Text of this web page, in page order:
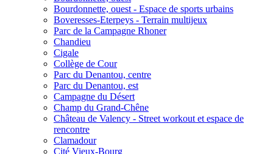
Bourdonnette, ouest - Espace de sports urbains
Boveresses-Eterpeys - Terrain multijeux
Parc de la Campagne Rhoner
Chandieu
Cigale
Collège de Cour
Parc du Denantou, centre
Parc du Denantou, est
Campagne du Désert
Champ du Grand-Chêne
Château de Valency - Street workout et espace de
rencontre
Clamadour
Cité Vieux-Bourg